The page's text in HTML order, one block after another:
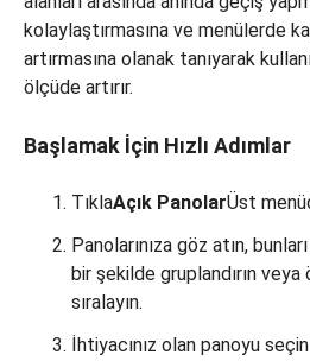
Başlamak İçin Hızlı Adımlar
TıklaAçık PanolarÜst
Panolarınıza göz atın,
bir şekilde gruplandırın
sıralayın.
İhtiyacınız olan panoyu